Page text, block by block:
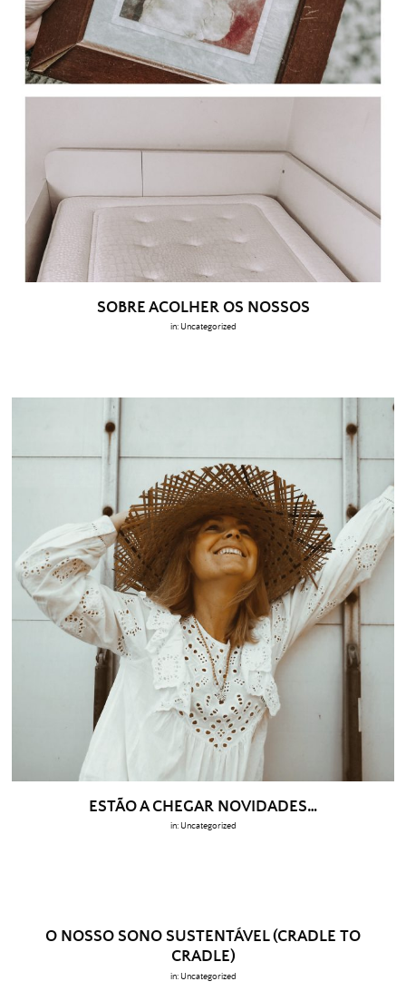
SOBRE ACOLHER OS NOSSOS
in: Uncategorized
ESTÃO A CHEGAR NOVIDADES…
in: Uncategorized
O NOSSO SONO SUSTENTÁVEL (CRADLE TO
CRADLE)
in: Uncategorized